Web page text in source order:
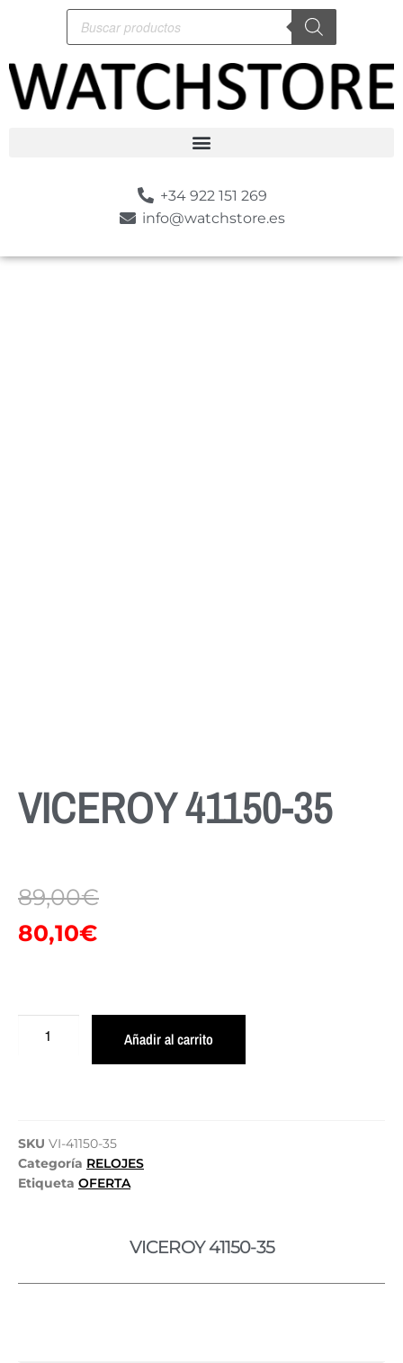
+34 922 151 269
info@watchstore.es
VICEROY 41150-35
89,00€
80,10€
Añadir al carrito
SKU VI-41150-35
Categoría RELOJES
Etiqueta OFERTA
VICEROY 41150-35